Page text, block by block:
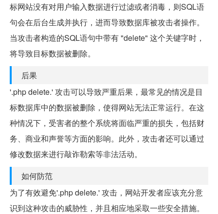
标网站没有对用户输入数据进行过滤或者消毒，则SQL语
句会在后台生成并执行，进而导致数据库被攻击者操作。
当攻击者构造的SQL语句中带有 "delete" 这个关键字时，
将导致目标数据被删除。
后果
'.php delete.' 攻击可以导致严重后果，最常见的情况是目
标数据库中的数据被删除，使得网站无法正常运行。在这
种情况下，受害者的整个系统将面临严重的损失，包括财
务、商业和声誉等方面的影响。此外，攻击者还可以通过
修改数据来进行敲诈勒索等非法活动。
如何防范
为了有效避免'.php delete.' 攻击，网站开发者应该充分意
识到这种攻击的威胁性，并且相应地采取一些安全措施。